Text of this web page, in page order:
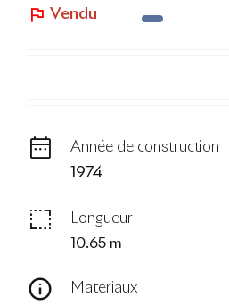
Vendu
Année de construction
1974
Longueur
10.65 m
Materiaux